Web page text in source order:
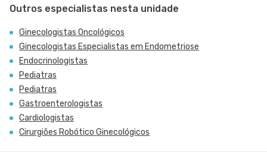
Outros especialistas nesta unidade
Ginecologistas Oncológicos
Ginecologistas Especialistas em Endometriose
Endocrinologistas
Pediatras
Pediatras
Gastroenterologistas
Cardiologistas
Cirurgiões Robótico Ginecológicos